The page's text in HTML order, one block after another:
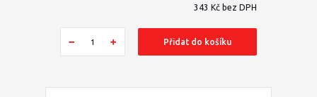
343 Kč bez DPH
Přidat do košíku